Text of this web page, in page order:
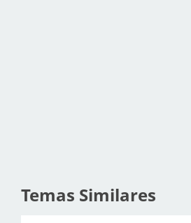
Temas Similares